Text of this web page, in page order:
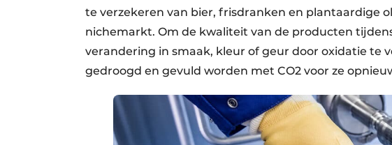
te verzekeren van bier, frisdranken en plantaardige
nichemarkt. Om de kwaliteit van de producten
verandering in smaak, kleur of geur door oxidatie te
gedroogd en gevuld worden met CO2 voor ze